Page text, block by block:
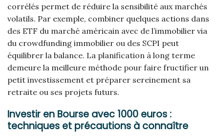
corrélés permet de réduire la sensibilité aux marchés
volatils. Par exemple, combiner quelques actions dans
des ETF du marché américain avec de l’immobilier via
du crowdfunding immobilier ou des SCPI peut
équilibrer la balance. La planification à long terme
demeure la meilleure méthode pour faire fructifier un
petit investissement et préparer sereinement sa
retraite ou ses projets futurs.
Investir en Bourse avec 1000 euros :
techniques et précautions à connaître